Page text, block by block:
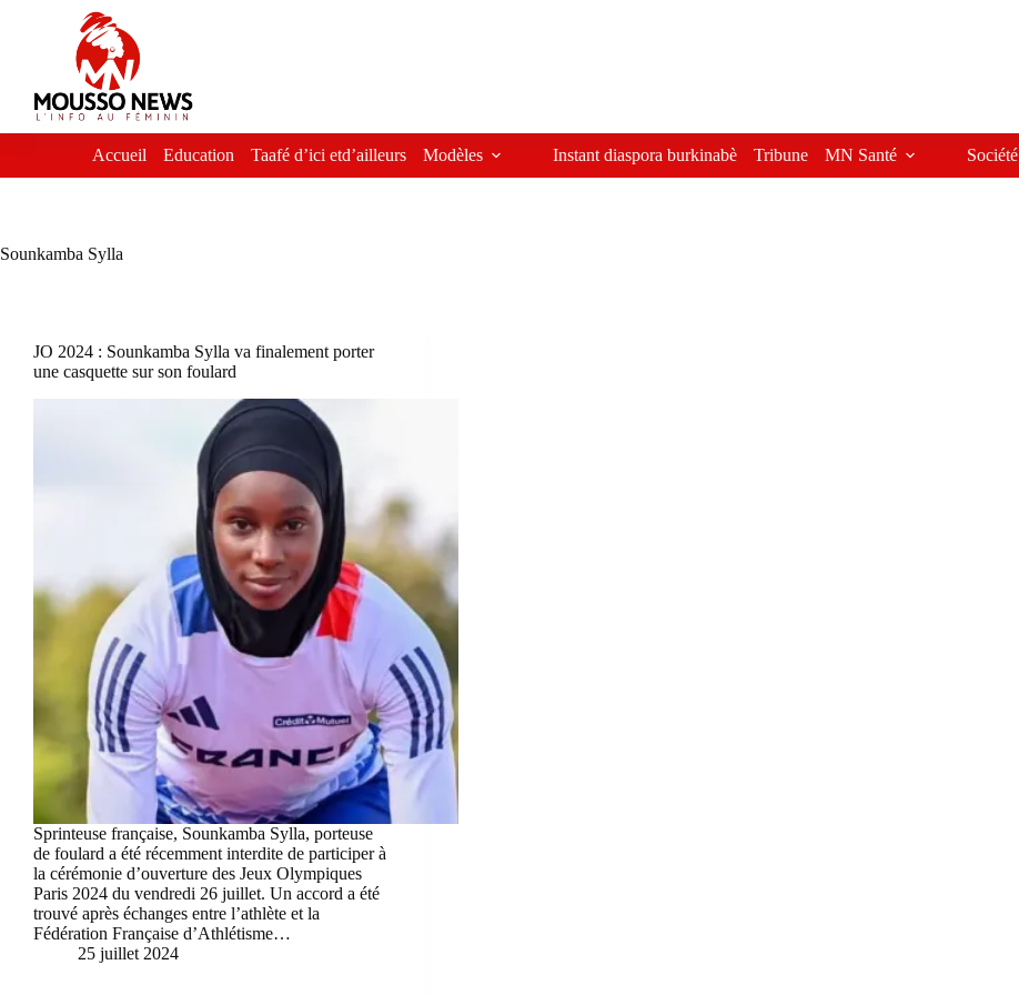
Accueil Education Taafé d’ici etd’ailleurs Modèles Instant diaspora burkinabè Tribune MN Santé Société
Sounkamba Sylla
JO 2024 : Sounkamba Sylla va finalement porter
une casquette sur son foulard
Sprinteuse française, Sounkamba Sylla, porteuse
de foulard a été récemment interdite de participer à
la cérémonie d’ouverture des Jeux Olympiques
Paris 2024 du vendredi 26 juillet. Un accord a été
trouvé après échanges entre l’athlète et la
Fédération Française d’Athlétisme…
25 juillet 2024